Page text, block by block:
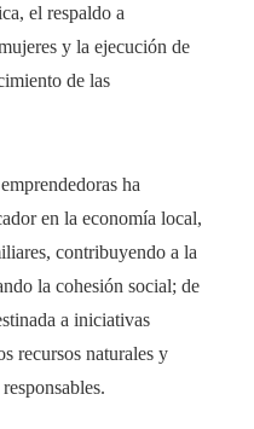
el respaldo a
y la ejecución de
de las
ha
en la economía local,
contribuyendo a la
la cohesión social; de
a iniciativas
recursos naturales y